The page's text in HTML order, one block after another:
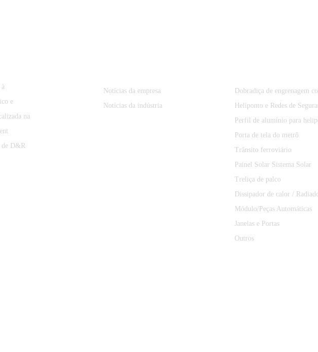
e
na
de D&R
Notícias da empresa
Notícias da indústria
Dobradiça de engrenagem
Heliponto e Redes de
Perfil de alumínio para
Porta de tela do metrô
Trânsito ferroviário
Painel Solar Sistema Solar
Treliça de palco
Dissipador de calor /
Módulo/Peças Automáticas
Janelas e Portas
Outros